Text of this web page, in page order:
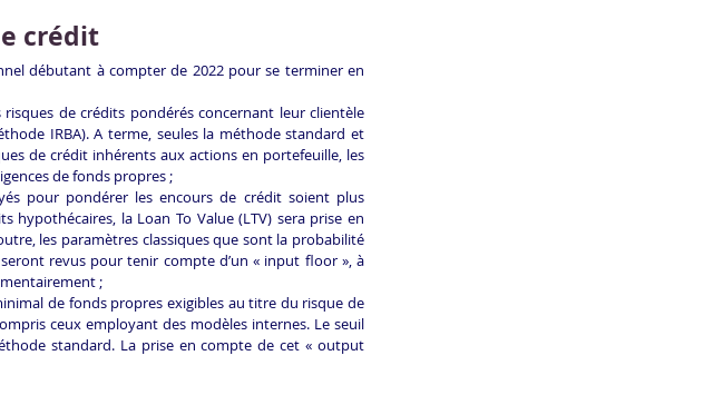
crédit
débutant à compter de 2022 pour se terminer en
de crédits pondérés concernant leur clientèle
IRBA). A terme, seules la méthode standard et
de crédit inhérents aux actions en portefeuille, les
de fonds propres ;
pour pondérer les encours de crédit soient plus
hypothécaires, la Loan To Value (LTV) sera prise en
les paramètres classiques que sont la probabilité
revus pour tenir compte d’un « input floor », à
;
de fonds propres exigibles au titre du risque de
ceux employant des modèles internes. Le seuil
standard. La prise en compte de cet « output